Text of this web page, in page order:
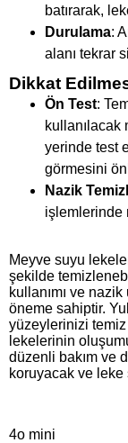
batırarak,
Durulama:
alanı tekrar
Dikkat
Ön Test:
yerinde test
görmesini
Nazik
işlemlerinde
Meyve suyu
şekilde
kullanımı ve
öneme sahiptir.
yüzeylerinizi temiz
lekelerinin
düzenli bakım ve
koruyacak ve leke
4o mini